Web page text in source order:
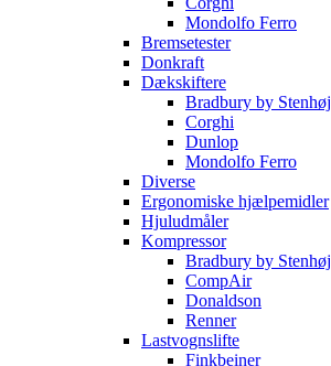
Mondolfo Ferro
Bremsetester
Donkraft
Dækskiftere
Bradbury by Stenhøj
Corghi
Dunlop
Mondolfo Ferro
Diverse
Ergonomiske hjælpemidler
Hjuludmåler
Kompressor
Bradbury by Stenhøj
CompAir
Donaldson
Renner
Lastvognslifte
Finkbeiner